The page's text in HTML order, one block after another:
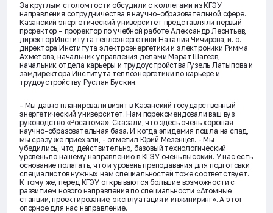
За круглым столом гости обсудили с коллегами из КГЭУ
направления сотрудничества в научно-образовательной сфере.
Казанский энергетический университет представляли первый
проректор – проректор по учебной работе Александр Леонтьев,
директор Института теплоэнергетики Наталия Чичирова, и. о.
директора Института электроэнергетики и электроники Римма
Ахметова, начальник управления делами Марат Шагеев,
начальник отдела карьеры и трудоустройства Гузель Латыпова и
замдиректора Института теплоэнергетики по карьере и
трудоустройству Руслан Бускин.
- Мы давно планировали визит в Казанский государственный
энергетический университет. Нам порекомендовали ваш вуз
руководство «Росатома». Сказали, что здесь очень хорошая
научно-образовательная база. И когда эпидемия пошла на спад,
мы сразу же приехали, - отметил Юрий Мезенцев. - Мы
убедились, что, действительно, базовый технологический
уровень по нашему направлению в КГЭУ очень высокий. У нас есть
основание полагать, что и уровень преподавания для подготовки
специалистов нужных нам специальностей тоже соответствует.
К тому же, перед КГЭУ открываются большие возможности с
развитием нового направления по специальности «Атомные
станции, проектирование, эксплуатация и инжиниринг». А этот
опорное для нас направление.